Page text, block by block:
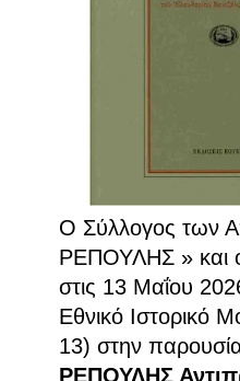
Ο Σύλλογος των
ΡΕΠΟΥΛΗΣ » και
στις 13 Μαΐου
Εθνικό Ιστορικό
13) στην
ΡΕΠΟΥΛΗΣ